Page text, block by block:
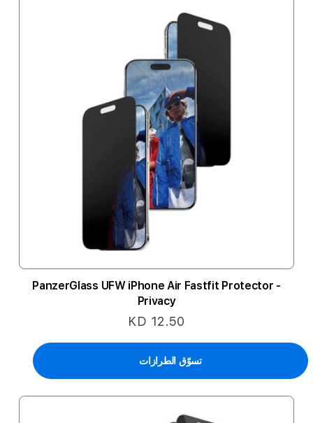
PanzerGlass UFW iPhone Air Fastfit Protector -
Privacy
KD 12.50
تسوّق الطرازات